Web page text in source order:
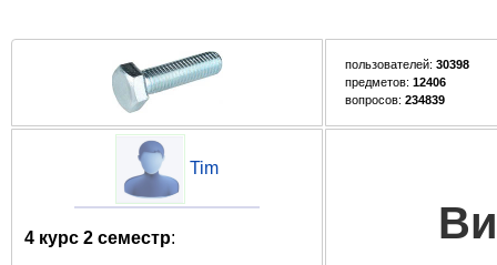
пользователей: 30398
предметов: 12406
вопросов: 234839
Tim
4 курс 2 семестр: